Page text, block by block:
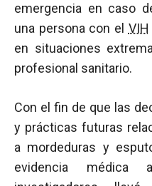
emergencia en caso
una persona con el VIH
en situaciones
profesional sanitario.
Con el fin de que las
y prácticas futuras
a mordeduras y
evidencia médica